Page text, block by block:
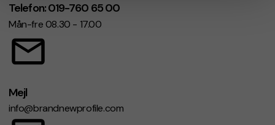
Telefon: 019-760 65 00
Mån-fre 08.30 - 17.00
Mejl
info@brandnewprofile.com